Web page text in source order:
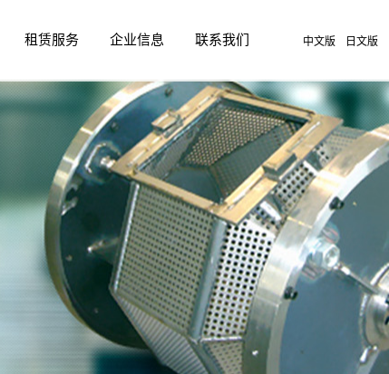
中文版 日文版
租赁服务 企业信息 联系我们